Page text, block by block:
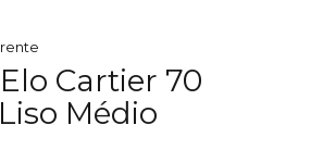
Cartier 70
Médio